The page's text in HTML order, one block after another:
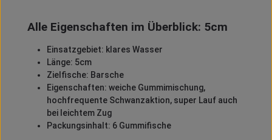
Alle Eigenschaften im Überblick: 5cm
Einsatzgebiet: klares Wasser
Länge: 5cm
Zielfische: Barsche
Eigenschaften: weiche Gummimischung,
hochfrequente Schwanzaktion, super Lauf auch
bei leichtem Zug
Packungsinhalt: 6 Gummifische